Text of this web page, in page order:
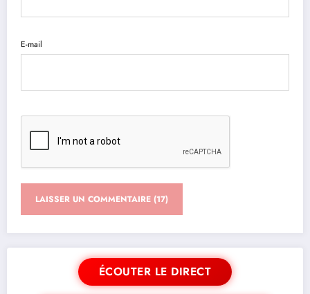
E-mail
ÉCOUTER LE DIRECT